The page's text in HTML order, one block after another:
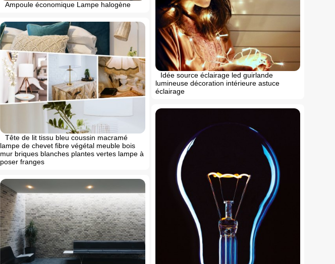
Ampoule économique Lampe halogène
Idée source éclairage led guirlande
lumineuse décoration intérieure astuce
éclairage
Tête de lit tissu bleu coussin macramé
lampe de chevet fibre végétal meuble bois
mur briques blanches plantes vertes lampe à
poser franges